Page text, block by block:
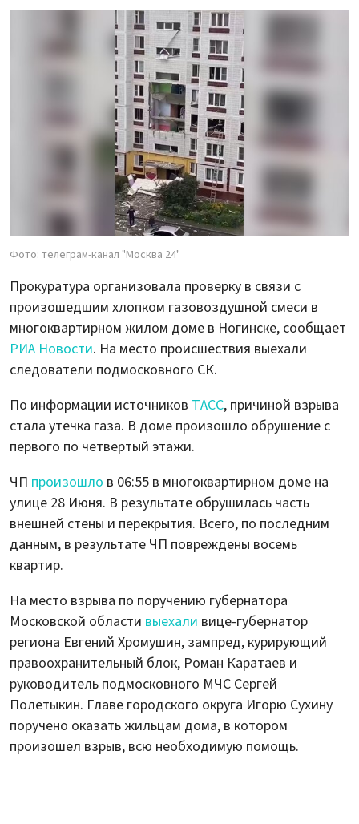
Фото: телеграм-канал "Москва 24"
Прокуратура организовала проверку в связи с
произошедшим хлопком газовоздушной смеси в
многоквартирном жилом доме в Ногинске, сообщает
РИА Новости. На место происшествия выехали
следователи подмосковного СК.
По информации источников ТАСС, причиной взрыва
стала утечка газа. В доме произошло обрушение с
первого по четвертый этажи.
ЧП произошло в 06:55 в многоквартирном доме на
улице 28 Июня. В результате обрушилась часть
внешней стены и перекрытия. Всего, по последним
данным, в результате ЧП повреждены восемь
квартир.
На место взрыва по поручению губернатора
Московской области выехали вице-губернатор
региона Евгений Хромушин, зампред, курирующий
правоохранительный блок, Роман Каратаев и
руководитель подмосковного МЧС Сергей
Полетыкин. Главе городского округа Игорю Сухину
поручено оказать жильцам дома, в котором
произошел взрыв, всю необходимую помощь.